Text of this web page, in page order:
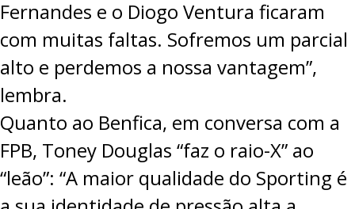
Fernandes e o Diogo Ventura ficaram
com muitas faltas. Sofremos um parcial
alto e perdemos a nossa vantagem”,
lembra.
Quanto ao Benfica, em conversa com a
FPB, Toney Douglas “faz o raio-X” ao
“leão”: “A maior qualidade do Sporting é